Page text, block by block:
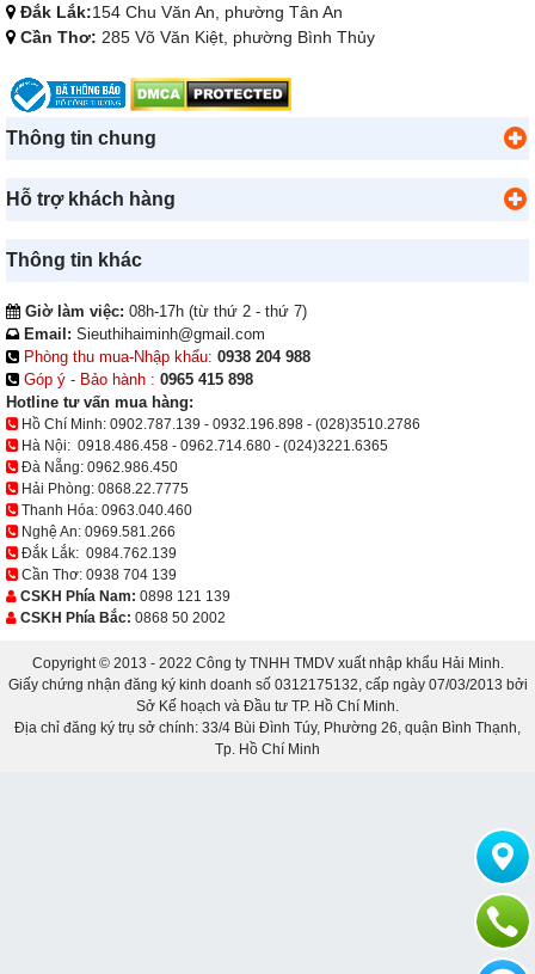
Đắk Lắk:154 Chu Văn An, phường Tân An
Cần Thơ: 285 Võ Văn Kiệt, phường Bình Thủy
Thông tin chung
Hỗ trợ khách hàng
Thông tin khác
Giờ làm việc: 08h-17h (từ thứ 2 - thứ 7)
Email: Sieuthihaiminh@gmail.com
Phòng thu mua-Nhập khẩu: 0938 204 988
Góp ý - Bảo hành : 0965 415 898
Hotline tư vấn mua hàng:
Hồ Chí Minh: 0902.787.139 - 0932.196.898 - (028)3510.2786
Hà Nội: 0918.486.458 - 0962.714.680 - (024)3221.6365
Đà Nẵng: 0962.986.450
Hải Phòng: 0868.22.7775
Thanh Hóa: 0963.040.460
Nghệ An: 0969.581.266
Đắk Lắk: 0984.762.139
Cần Thơ: 0938 704 139
CSKH Phía Nam: 0898 121 139
CSKH Phía Bắc: 0868 50 2002
Copyright © 2013 - 2022 Công ty TNHH TMDV xuất nhập khẩu Hải Minh.
Giấy chứng nhận đăng ký kinh doanh số 0312175132, cấp ngày 07/03/2013 bởi
Sở Kế hoạch và Đầu tư TP. Hồ Chí Minh.
Địa chỉ đăng ký trụ sở chính: 33/4 Bùi Đình Túy, Phường 26, quận Bình Thạnh,
Tp. Hồ Chí Minh